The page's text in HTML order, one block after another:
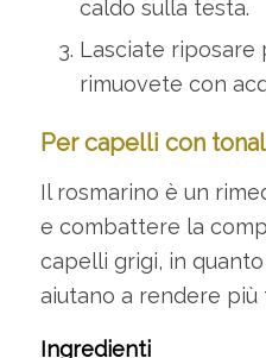
caldo sulla testa.
Lasciate riposare
rimuovete con
Per capelli con
Il rosmarino è un
e combattere la
capelli grigi, in
aiutano a rendere
Ingredienti